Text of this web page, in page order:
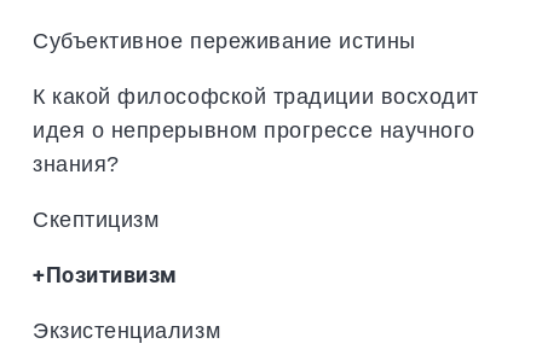
Субъективное переживание истины
К какой философской традиции восходит
идея о непрерывном прогрессе научного
знания?
Скептицизм
+Позитивизм
Экзистенциализм